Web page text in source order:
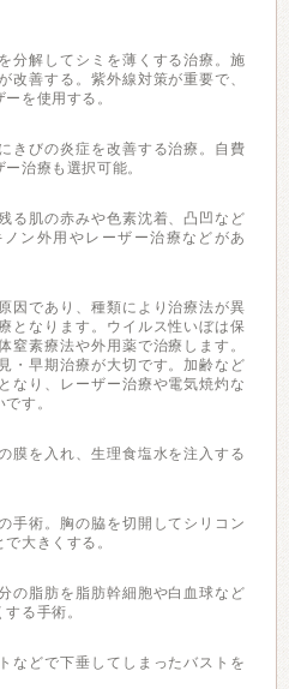
分解してシミを薄くする治療。施
改善する。紫外線対策が重要で、
を使用する。
きびの炎症を改善する治療。自費
治療も選択可能。
る肌の赤みや色素沈着、凸凹など
ン外用やレーザー治療などがあ
因であり、種類により治療法が異
となります。ウイルス性いぼは保
窒素療法や外用薬で治療します。
・早期治療が大切です。加齢など
なり、レーザー治療や電気焼灼な
す。
膜を入れ、生理食塩水を注入する
手術。胸の脇を切開してシリコン
大きくする。
の脂肪を脂肪幹細胞や白血球など
る手術。
などで下垂してしまったバストを